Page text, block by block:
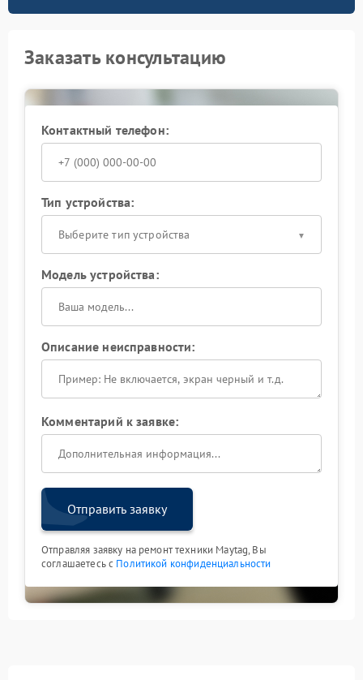
Заказать консультацию
Контактный телефон:
Тип устройства:
Выберите тип устройства
Модель устройства:
Описание неисправности:
Комментарий к заявке:
Отправить заявку
Отправляя заявку на ремонт техники Maytag, Вы
соглашаетесь с Политикой конфиденциальности